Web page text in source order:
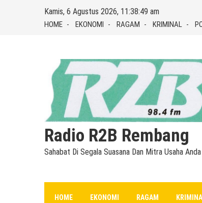
Kamis, 6 Agustus 2026, 11:38:50 am
HOME EKONOMI RAGAM KRIMINAL
Radio R2B Rembang
Sahabat Di Segala Suasana Dan Mitra Usaha Anda
HOME EKONOMI RAGAM